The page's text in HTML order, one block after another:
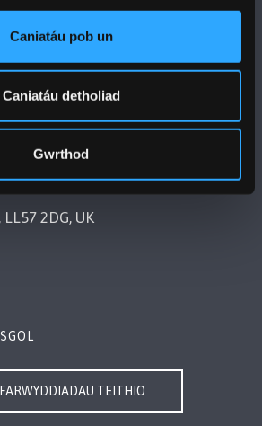
Caniatáu pob un
Caniatáu detholiad
Gwrthod
2DG, UK
TEITHIO